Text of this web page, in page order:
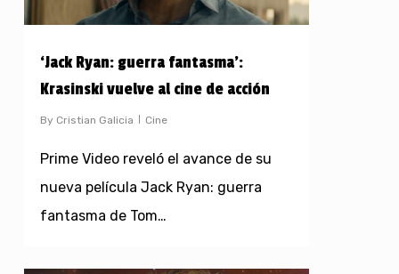
‘Jack Ryan: guerra fantasma’:
Krasinski vuelve al cine de acción
By Cristian Galicia Cine
Prime Video reveló el avance de su
nueva película Jack Ryan: guerra
fantasma de Tom…